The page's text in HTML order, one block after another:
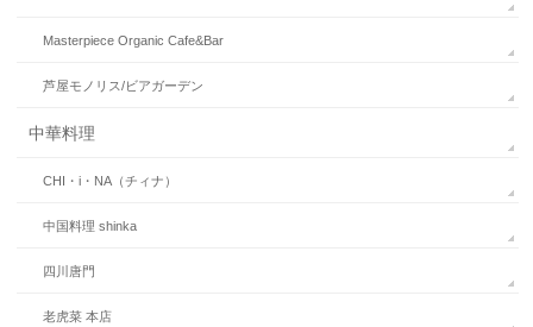
Masterpiece Organic Cafe&Bar
芦屋モノリス/ビアガーデン
中華料理
CHI・i・NA（チィナ）
中国料理 shinka
四川唐門
老虎菜 本店